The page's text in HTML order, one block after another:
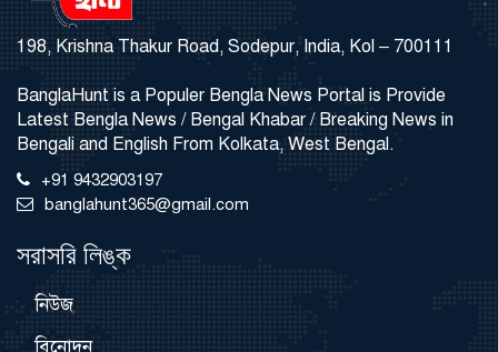
198, Krishna Thakur Road, Sodepur, India, Kol – 700111
BanglaHunt is a Populer Bengla News Portal is Provide
Latest Bengla News / Bengal Khabar / Breaking News in
Bengali and English From Kolkata, West Bengal.
+91 9432903197
banglahunt365@gmail.com
সরাসরি লিঙ্ক
নিউজ